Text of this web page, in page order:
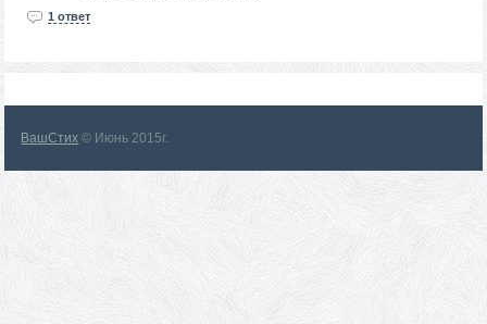
1 ответ
ВашСтих © Июнь 2015г.